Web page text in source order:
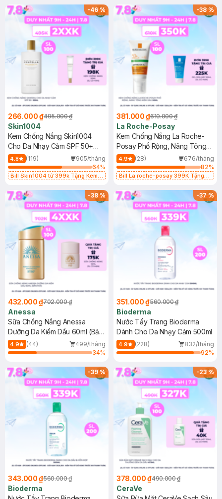
25ml (SL Có Hạn)
-46%
266.000 ₫495.000 ₫
Skin1004
Kem Chống Nắng Skin1004
Cho Da Nhạy Cảm SPF 50+
50ml
4.8 (119)
905/tháng
64%
Bill Skin1004 từ 399k Tặng Kem
SPF 50+ 20ml (SL Có Hạn)
-38%
381.000 ₫610.000 ₫
La Roche-Posay
Kem Chống Nắng La Roche-
Posay Phổ Rộng, Nâng Tông
Kiềm Dầu 50ml
4.9 (28)
676/tháng
82%
Bill La roche-posay 399K Tặng
(SL có hạn)
-38%
432.000 ₫702.000 ₫
Anessa
Sữa Chống Nắng Anessa
Dưỡng Da Kiềm Dầu 60ml (Bản
Mới)
4.9 (44)
499/tháng
34%
-37%
351.000 ₫560.000 ₫
Bioderma
Nước Tẩy Trang Bioderma
Dành Cho Da Nhạy Cảm 500ml
4.9 (228)
832/tháng
92%
-39%
343.000 ₫560.000 ₫
Bioderma
-23%
378.000 ₫490.000 ₫
CeraVe